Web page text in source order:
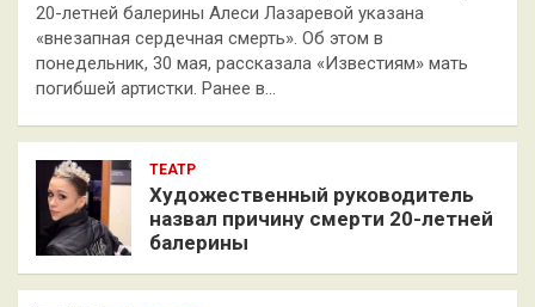
20-летней балерины Алеси Лазаревой указана
«внезапная сердечная смерть». Об этом в
понедельник, 30 мая, рассказала «Известиям» мать
погибшей артистки. Ранее в…
ТЕАТР
Художественный руководитель
назвал причину смерти 20-летней
балерины